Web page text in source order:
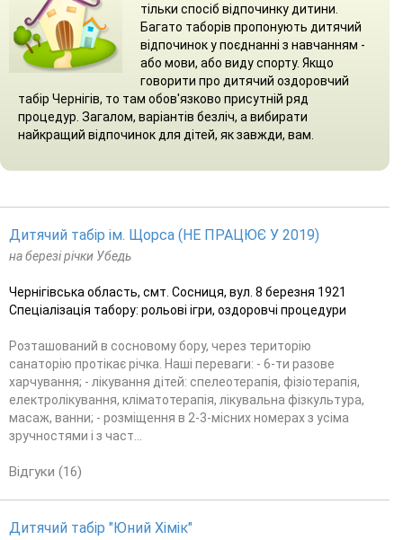
тільки спосіб відпочинку дитини.
Багато таборів пропонують дитячий
відпочинок у поєднанні з навчанням -
або мови, або виду спорту. Якщо
говорити про дитячий оздоровчий
табір Чернігів, то там обов'язково присутній ряд
процедур. Загалом, варіантів безліч, а вибирати
найкращий відпочинок для дітей, як завжди, вам.
Дитячий табір ім. Щорса (НЕ ПРАЦЮЄ У 2019)
на березі річки Убедь
Чернігівська область, смт. Сосниця, вул. 8 березня 1921
Спеціалізація табору: рольові ігри, оздоровчі процедури
Розташований в сосновому бору, через територію
санаторію протікає річка. Наші переваги: - 6-ти разове
харчування; - лікування дітей: спелеотерапія, фізіотерапія,
електролікування, кліматотерапія, лікувальна фізкультура,
масаж, ванни; - розміщення в 2-3-місних номерах з усіма
зручностями і з част...
Відгуки (16)
Дитячий табір "Юний Хімік"